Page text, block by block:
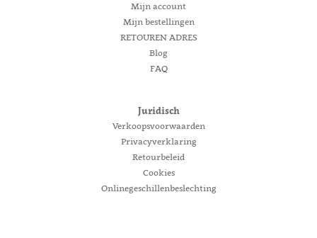
Mijn account
Mijn bestellingen
RETOUREN ADRES
Blog
FAQ
Juridisch
Verkoopsvoorwaarden
Privacyverklaring
Retourbeleid
Cookies
Onlinegeschillenbeslechting